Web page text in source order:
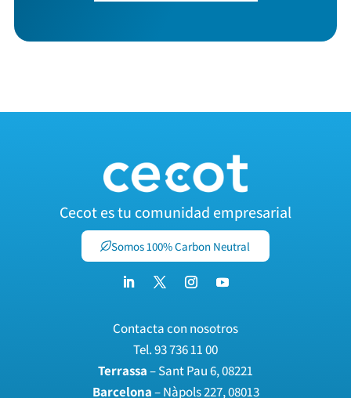
Cecot es tu comunidad empresarial
Somos 100% Carbon Neutral
Contacta con nosotros
Tel.93 736 11 00
Terrassa– Sant Pau 6, 08221
Barcelona– Nàpols 227, 08013